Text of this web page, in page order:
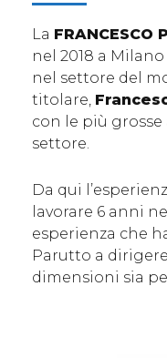
La FRANCESCO
nel 2018 a
nel settore del
titolare,
con le più
settore.
Da qui
lavorare 6 anni
esperienza che
Parutto a
dimensioni sia